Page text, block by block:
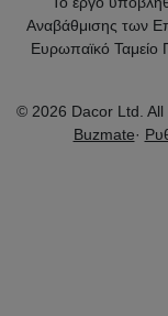
Αναβάθμισης των
Ευρωπαϊκό Ταμείο
© 2026 Dacor Ltd.
Buzmate·